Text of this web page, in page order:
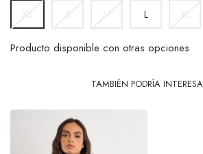
L
Producto disponible con otras opciones
TAMBIÉN PODRÍA